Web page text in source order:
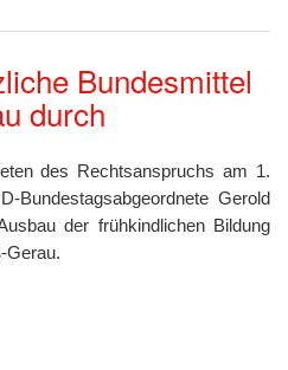
Bundesmittel
durch
des Rechtsanspruchs am 1.
Bundestagsabgeordnete Gerold
der frühkindlichen Bildung
Gerau.